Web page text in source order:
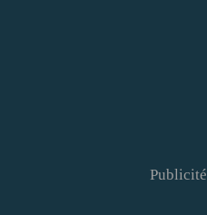
Publicité